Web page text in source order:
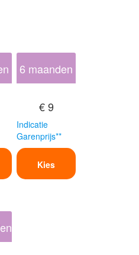
6 maanden
€ 9
Indicatie
Garenprijs**
Kies